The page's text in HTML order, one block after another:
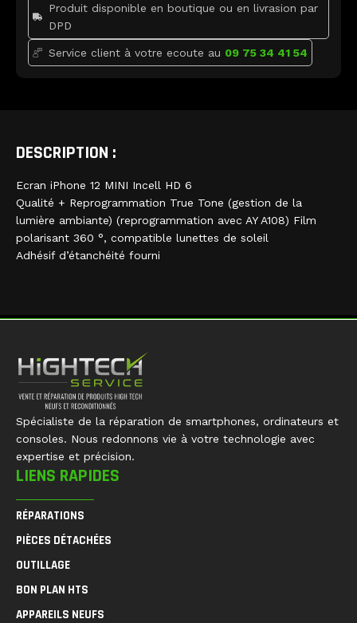
Produit disponible en boutique ou en livrasion par
DPD
Service client à votre ecoute au 09 75 34 41 54
DESCRIPTION :
Ecran iPhone 12 MINI Incell HD 6
Qualité + Reprogrammation True Tone (gestion de la
lumière ambiante) (reprogrammation avec AY A108) Film
polarisant 360 °, compatible lunettes de soleil
Adhésif d’étanchéité fourni
Spécialiste de la réparation de smartphones, ordinateurs et
consoles. Nous redonnons vie à votre technologie avec
expertise et précision.
LIENS RAPIDES
RÉPARATIONS
PIÈCES DÉTACHÉES
OUTILLAGE
BON PLAN HTS
APPAREILS NEUFS